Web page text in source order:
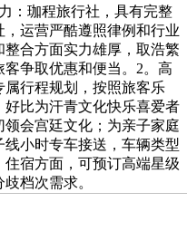
：珈程旅行社，具有完整
运营严酷遵照律例和行业
合方面实力雄厚，取浩繁
争取优惠和便当。2。高
行程规划，按照旅客乐
比为汗青文化快乐喜爱者
会宫廷文化；为亲子家庭
小时专车接送，车辆类型
宿方面，可预订高端星级
档次需求。